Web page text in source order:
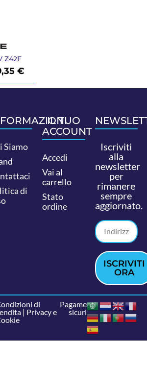
Z42F
€
Siamo
di
IL TUO
ACCOUNT
Accedi
Vai al
carrello
Stato
ordine
Iscriviti
alla
newsletter
per
rimanere
sempre
aggiornato.
ISCRIVITI
ORA
di
| Privacy e
Pagamenti
sicuri